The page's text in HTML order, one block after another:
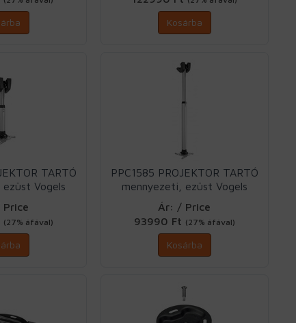
Kosárba
TARTÓ
Vogels
(27% áfával)
PPC1585 PROJEKTOR TARTÓ
mennyezeti, ezüst Vogels
Ár: / Price
93990 Ft (27% áfával)
Kosárba